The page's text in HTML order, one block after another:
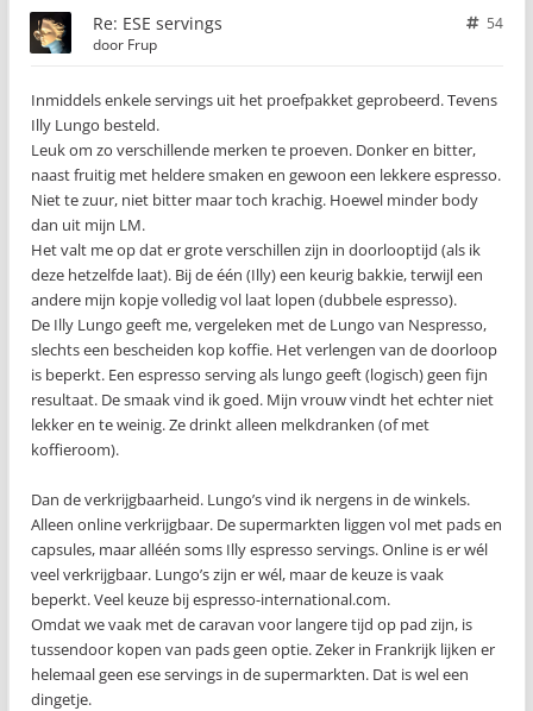
Re: ESE servings
54
door Frup
Inmiddels enkele servings uit het proefpakket geprobeerd. Tevens
Illy Lungo besteld.
Leuk om zo verschillende merken te proeven. Donker en bitter,
naast fruitig met heldere smaken en gewoon een lekkere espresso.
Niet te zuur, niet bitter maar toch krachig. Hoewel minder body
dan uit mijn LM.
Het valt me op dat er grote verschillen zijn in doorlooptijd (als ik
deze hetzelfde laat). Bij de één (Illy) een keurig bakkie, terwijl een
andere mijn kopje volledig vol laat lopen (dubbele espresso).
De Illy Lungo geeft me, vergeleken met de Lungo van Nespresso,
slechts een bescheiden kop koffie. Het verlengen van de doorloop
is beperkt. Een espresso serving als lungo geeft (logisch) geen fijn
resultaat. De smaak vind ik goed. Mijn vrouw vindt het echter niet
lekker en te weinig. Ze drinkt alleen melkdranken (of met
koffieroom).
Dan de verkrijgbaarheid. Lungo’s vind ik nergens in de winkels.
Alleen online verkrijgbaar. De supermarkten liggen vol met pads en
capsules, maar alléén soms Illy espresso servings. Online is er wél
veel verkrijgbaar. Lungo’s zijn er wél, maar de keuze is vaak
beperkt. Veel keuze bij espresso-international.com.
Omdat we vaak met de caravan voor langere tijd op pad zijn, is
tussendoor kopen van pads geen optie. Zeker in Frankrijk lijken er
helemaal geen ese servings in de supermarkten. Dat is wel een
dingetje.